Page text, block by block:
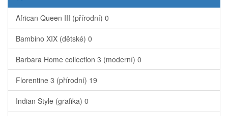
African Queen III (přírodní) 0
Bambino XIX (dětské) 0
Barbara Home collection 3 (moderní) 0
Florentine 3 (přírodní) 19
Indian Style (grafika) 0